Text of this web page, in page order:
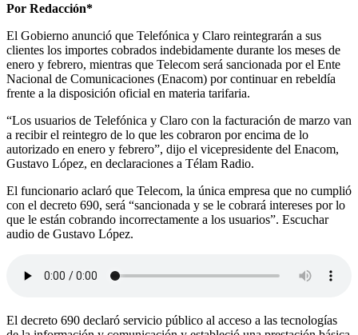
Por Redacción*
El Gobierno anunció que Telefónica y Claro reintegrarán a sus
clientes los importes cobrados indebidamente durante los meses de
enero y febrero, mientras que Telecom será sancionada por el Ente
Nacional de Comunicaciones (Enacom) por continuar en rebeldía
frente a la disposición oficial en materia tarifaria.
“Los usuarios de Telefónica y Claro con la facturación de marzo van
a recibir el reintegro de lo que les cobraron por encima de lo
autorizado en enero y febrero”, dijo el vicepresidente del Enacom,
Gustavo López, en declaraciones a Télam Radio.
El funcionario aclaró que Telecom, la única empresa que no cumplió
con el decreto 690, será “sancionada y se le cobrará intereses por lo
que le están cobrando incorrectamente a los usuarios”. Escuchar
audio de Gustavo López.
El decreto 690 declaró servicio público al acceso a las tecnologías